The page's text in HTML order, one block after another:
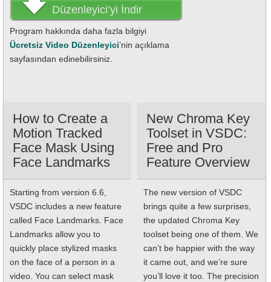
Düzenleyici’yi İndir
Şimdi İndir
Program hakkında daha fazla bilgiyi
Ücretsiz Video Düzenleyici’nin açıklama
sayfasından edinebilirsiniz.
How to Create a
Motion Tracked
Face Mask Using
Face Landmarks
Starting from version 6.6,
VSDC includes a new feature
called Face Landmarks. Face
Landmarks allow you to
quickly place stylized masks
on the face of a person in a
video. You can select mask
New Chroma Key
Toolset in VSDC:
Free and Pro
Feature Overview
The new version of VSDC
brings quite a few surprises,
the updated Chroma Key
toolset being one of them. We
can’t be happier with the way
it came out, and we’re sure
you’ll love it too. The precision